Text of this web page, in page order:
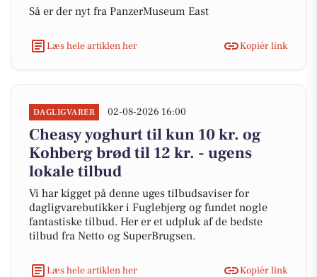
Så er der nyt fra PanzerMuseum East
Læs hele artiklen her Kopiér link
DAGLIGVARER 02-08-2026 16:00
Cheasy yoghurt til kun 10 kr. og
Kohberg brød til 12 kr. - ugens
lokale tilbud
Vi har kigget på denne uges tilbudsaviser for
dagligvarebutikker i Fuglebjerg og fundet nogle
fantastiske tilbud. Her er et udpluk af de bedste
tilbud fra Netto og SuperBrugsen.
Læs hele artiklen her Kopiér link